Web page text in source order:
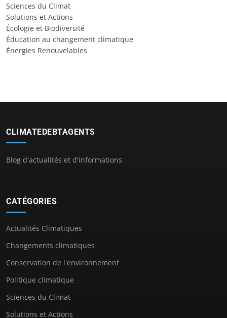
Sciences du Climat
Solutions et Actions
Écologie et Biodiversité
Éducation au changement climatique
Énergies Renouvelables
CLIMATEDEBTAGENTS
Blog d'actualités et d'informations
CATÉGORIES
Actualités Climatiques
Changements climatiques
Conservation de l'environnement
Politique climatique
Sciences du Climat
Solutions et Actions